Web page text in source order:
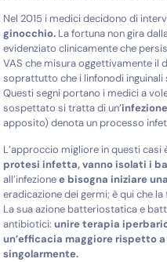
Nel 2015 i medici decidono di
ginocchio. La fortuna non gira
evidenziato clinicamente che
VAS che misura oggettivamente il
soprattutto che i linfonodi inguinali
Questi segni portano i medici a
sospettato si tratta di un’
apposito) denota un processo
L’approccio migliore in questi
protesi infetta, vanno isolati i
all’infezionee bisogna iniziare
eradicazione dei germi; è qui che
La sua azione batteriostatica e
antibiotici:unire terapia
un’efficacia maggiore rispetto
singolarmente.